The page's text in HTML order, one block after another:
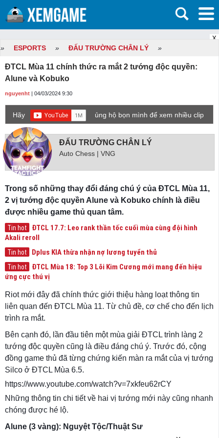
X
» ESPORTS » ĐẤU TRƯỜNG CHÂN LÝ »
ĐTCL Mùa 11 chính thức ra mắt 2 tướng độc quyền:
Alune và Kobuko
nguyenht | 04/03/2024 9:30
Hãy
ủng hộ bọn mình để xem nhiều clip
game mới hơn nhé!
ĐẤU TRƯỜNG CHÂN LÝ
Auto Chess | VNG
Trong số những thay đổi đáng chú ý của ĐTCL Mùa 11,
2 vị tướng độc quyền Alune và Kobuko chính là điều
được nhiều game thủ quan tâm.
Tin hot
ĐTCL 17.7: Leo rank thần tốc cuối mùa cùng đội hình
Akali reroll
Tin hot Dplus KIA thừa nhận nợ lương tuyển thủ
Tin hot
ĐTCL Mùa 18: Top 3 Lõi Kim Cương mới mang đến hiệu
ứng cực thú vị
Riot mới đây đã chính thức giới thiệu hàng loạt thông tin
liên quan đến ĐTCL Mùa 11. Từ chủ đề, cơ chế cho đến lịch
trình ra mắt.
Bên cạnh đó, lần đầu tiên một mùa giải ĐTCL trình làng 2
tướng độc quyền cũng là điều đáng chú ý. Trước đó, cộng
đồng game thủ đã từng chứng kiến màn ra mắt của vị tướng
Silco ở ĐTCL Mùa 6.5.
https://www.youtube.com/watch?v=7xkfeu62rCY
Những thông tin chi tiết về hai vị tướng mới này cũng nhanh
chóng được hé lộ.
Alune (3 vàng): Nguyệt Tộc/Thuật Sư